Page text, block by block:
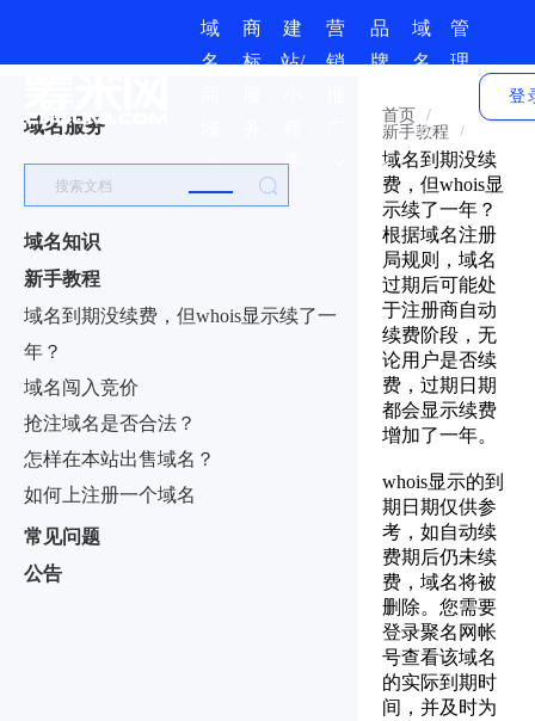
域
名
商
标
建
站/
序
营
销
品
牌
护
域
名
讯
管
理
心
登
域名服务
域名知识
新手教程
域名到期没续费，但whois显示续了一
年？
域名闯入竞价
抢注域名是否合法？
怎样在本站出售域名？
如何上注册一个域名
常见问题
公告
首页
/
新手教程
/
域名到期没续
费，但whois显
示续了一年？
根据域名注册
局规则，域名
过期后可能处
于注册商自动
续费阶段，无
论用户是否续
费，过期日期
都会显示续费
增加了一年。
whois显示的到
期日期仅供参
考，如自动续
费期后仍未续
费，域名将被
删除。您需要
登录聚名网帐
号查看该域名
的实际到期时
间，并及时为